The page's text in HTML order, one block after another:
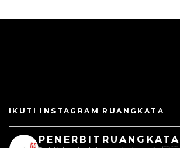
IKUTI INSTAGRAM RUANGKATA
PENERBITRUANGKATA